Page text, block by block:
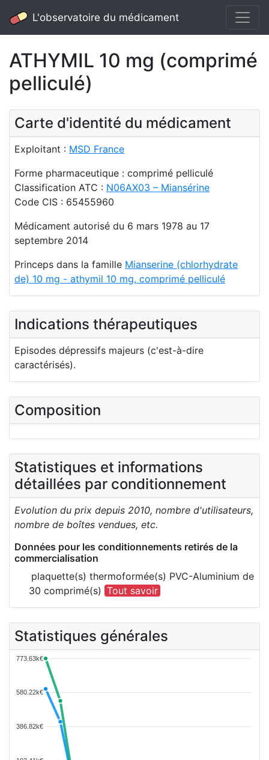
L'observatoire du médicament
ATHYMIL 10 mg (comprimé
pelliculé)
Carte d'identité du médicament
Exploitant : MSD France
Forme pharmaceutique : comprimé pelliculé
Classification ATC : N06AX03 – Miansérine
Code CIS : 65455960
Médicament autorisé du 6 mars 1978 au 17
septembre 2014
Princeps dans la famille Mianserine (chlorhydrate
de) 10 mg - athymil 10 mg, comprimé pelliculé
Indications thérapeutiques
Episodes dépressifs majeurs (c'est-à-dire
caractérisés).
Composition
Statistiques et informations
détaillées par conditionnement
Evolution du prix depuis 2010, nombre d'utilisateurs,
nombre de boîtes vendues, etc.
Données pour les conditionnements retirés de la
commercialisation
plaquette(s) thermoformée(s) PVC-Aluminium de
30 comprimé(s) Tout savoir
Statistiques générales
773.63k€
580.22k€
386.82k€